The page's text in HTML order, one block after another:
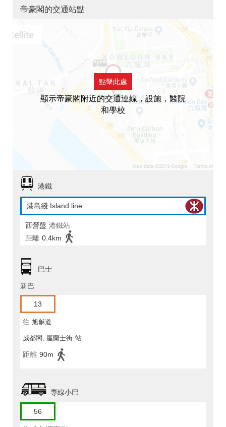
帝豪閣的交通站點
點擊此處
顯示帝豪閣附近的交通連線，設施，醫院
和學校
港鐵
港島綫 Island line
西營盤 港鐵站
距離 0.4km
巴士
新巴
13
往 旭龢道
威都閣, 屋蘭士街 站
距離 90m
專線小巴
56